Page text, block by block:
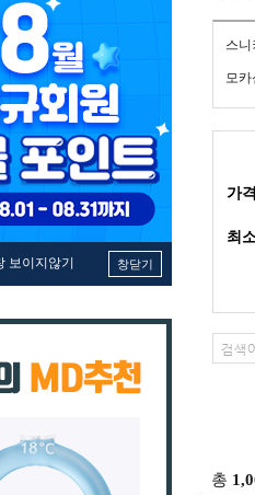
보이지않기 창닫기
스니
모카
가
최
총